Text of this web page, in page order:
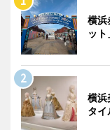
横浜
ッ
横浜
タ